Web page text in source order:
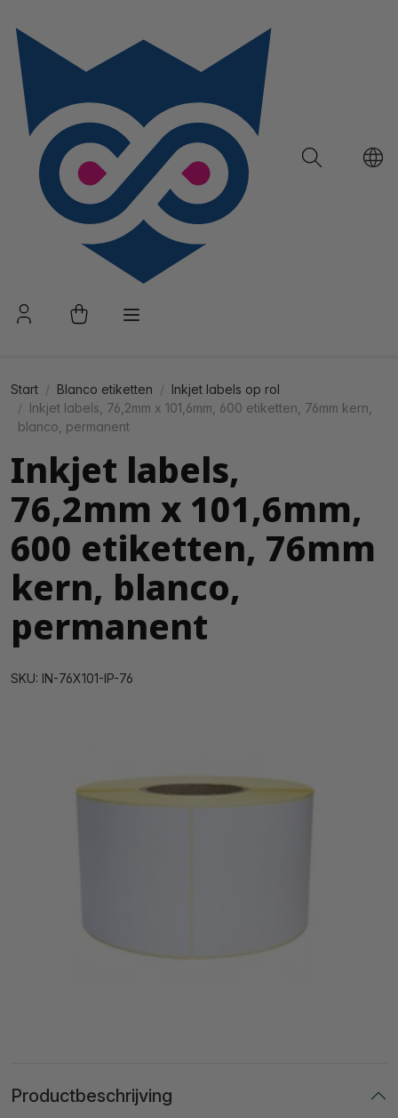
Start Blanco etiketten
Inkjet labels op rol
Inkjet labels, 76,2mm x 101,6mm, 600 etiketten, 76mm kern,
blanco, permanent
Inkjet labels,
76,2mm x 101,6mm,
600 etiketten, 76mm
kern, blanco,
permanent
SKU: IN-76X101-IP-76
Productbeschrijving